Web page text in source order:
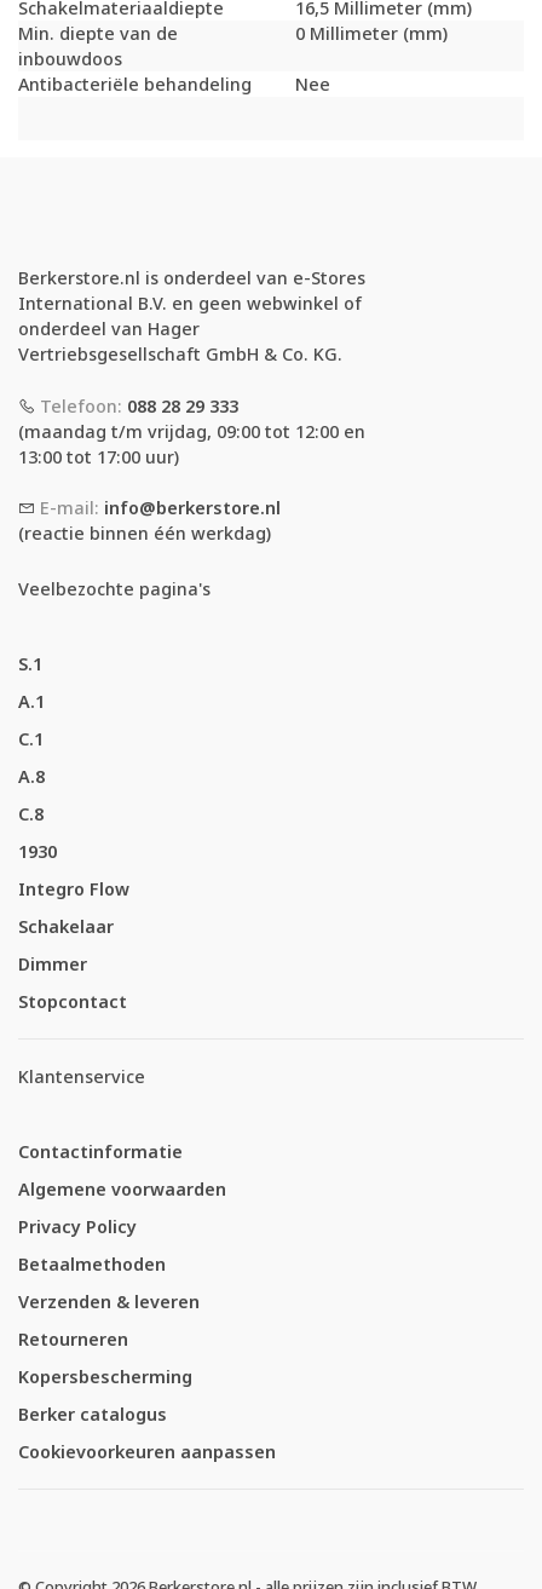
Schakelmateriaaldiepte
16,5 Millimeter (mm)
Min. diepte van de
inbouwdoos
0 Millimeter (mm)
Antibacteriële behandeling Nee
Berkerstore.nl is onderdeel van e-Stores
International B.V. en geen webwinkel of
onderdeel van Hager
Vertriebsgesellschaft GmbH & Co. KG.
Telefoon: 088 28 29 333
(maandag t/m vrijdag, 09:00 tot 12:00 en
13:00 tot 17:00 uur)
E-mail: info@berkerstore.nl
(reactie binnen één werkdag)
Veelbezochte pagina's
S.1
A.1
C.1
A.8
C.8
1930
Integro Flow
Schakelaar
Dimmer
Stopcontact
Klantenservice
Contactinformatie
Algemene voorwaarden
Privacy Policy
Betaalmethoden
Verzenden & leveren
Retourneren
Kopersbescherming
Berker catalogus
Cookievoorkeuren aanpassen